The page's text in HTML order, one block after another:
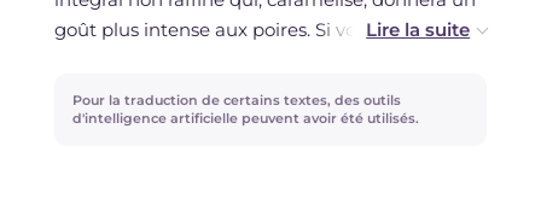
goût plus intense aux poires. Si vous ne le
canne ordinaire.
Pour la traduction de certains textes, des outils
d'intelligence artificielle peuvent avoir été utilisés.